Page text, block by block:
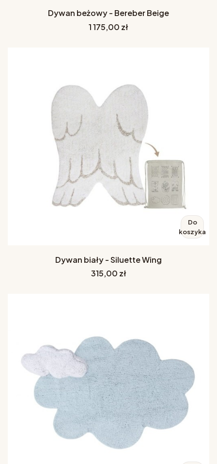
Dywan beżowy - Bereber Beige
Cena
1 175,00 zł
Do
koszyka
Dywan biały - Siluette Wing
Cena
315,00 zł